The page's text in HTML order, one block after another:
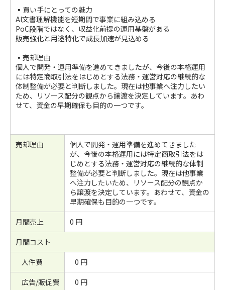
▪️買い手にとっての魅力
AI文書理解機能を短期間で事業に組み込める
PoC段階ではなく、収益化前提の運用基盤がある
販売強化と用途特化で成長加速が見込める
▪️売却理由
個人で開発・運用準備を進めてきましたが、今後の本格運用
には特定商取引法をはじめとする法務・運営対応の継続的な
体制整備が必要と判断しました。現在は他事業へ注力したい
ため、リソース配分の観点から譲渡を決定しています。あわ
せて、資金の早期確保も目的の一つです。
売却理由
個人で開発・運用準備を進めてきました
が、今後の本格運用には特定商取引法をは
じめとする法務・運営対応の継続的な体制
整備が必要と判断しました。現在は他事業
へ注力したいため、リソース配分の観点か
ら譲渡を決定しています。あわせて、資金の
早期確保も目的の一つです。
月間売上
0 円
月間コスト
人件費
0 円
広告/販促費
0 円